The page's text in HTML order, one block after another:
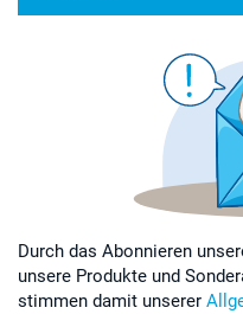
Durch das Abonnieren
unsere Produkte und
stimmen damit unserer